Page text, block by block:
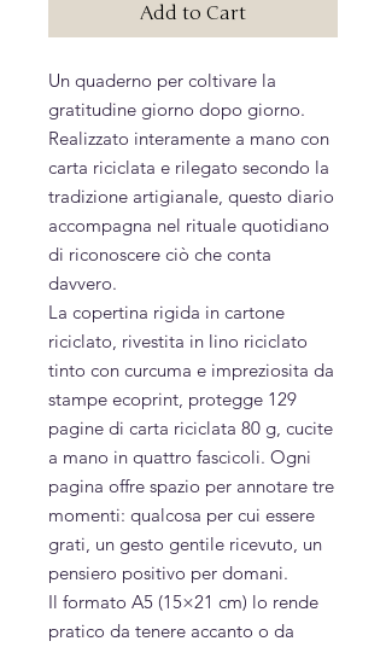
Add to Cart
Un quaderno per coltivare la
gratitudine giorno dopo giorno.
Realizzato interamente a mano con
carta riciclata e rilegato secondo la
tradizione artigianale, questo diario
accompagna nel rituale quotidiano
di riconoscere ciò che conta
davvero.
La copertina rigida in cartone
riciclato, rivestita in lino riciclato
tinto con curcuma e impreziosita da
stampe ecoprint, protegge 129
pagine di carta riciclata 80 g, cucite
a mano in quattro fascicoli. Ogni
pagina offre spazio per annotare tre
momenti: qualcosa per cui essere
grati, un gesto gentile ricevuto, un
pensiero positivo per domani.
Il formato A5 (15×21 cm) lo rende
pratico da tenere accanto o da